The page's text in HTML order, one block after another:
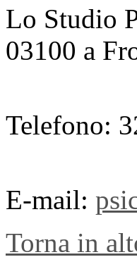
Lo Studio
03100 a
Telefono:
E-mail:
Torna in